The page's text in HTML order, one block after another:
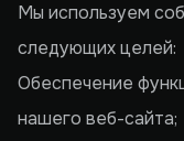
Мы используем
следующих целей:
Обеспечение
нашего веб-сайта;